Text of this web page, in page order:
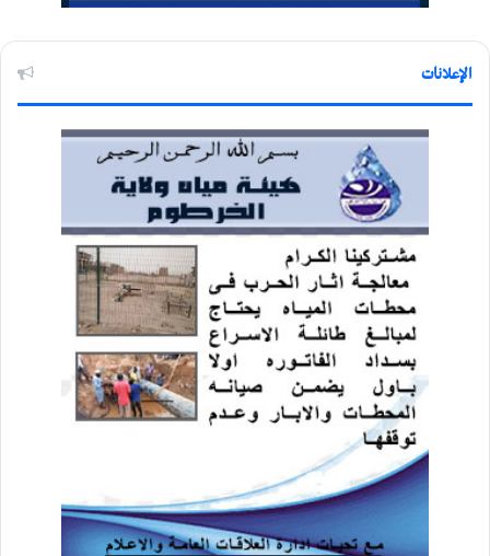
الإعلانات